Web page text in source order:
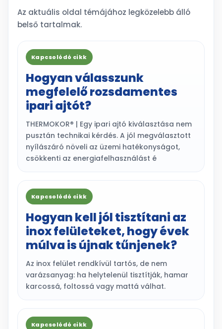
Az aktuális oldal témájához legközelebb álló
belső tartalmak.
Kapcsolódó cikk
Hogyan válasszunk
megfelelő rozsdamentes
ipari ajtót?
THERMOKOR® | Egy ipari ajtó kiválasztása nem
pusztán technikai kérdés. A jól megválasztott
nyílászáró növeli az üzemi hatékonyságot,
csökkenti az energiafelhasználást é
Kapcsolódó cikk
Hogyan kell jól tisztítani az
inox felületeket, hogy évek
múlva is újnak tűnjenek?
Az inox felület rendkívül tartós, de nem
varázsanyag: ha helytelenül tisztítják, hamar
karcossá, foltossá vagy mattá válhat.
Kapcsolódó cikk